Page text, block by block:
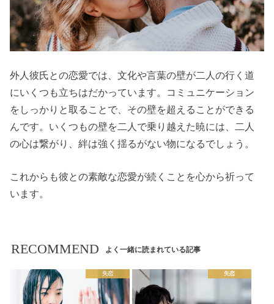
外人彼氏との恋愛では、文化や言葉の壁が二人の行く道
にいくつも立ちはだかっています。コミュニケーション
をしっかりと取ることで、その壁を超えることができる
んです。いくつもの壁を二人で乗り越えた暁には、二人
の心は繋がり、絆は強く揺るがない物になるでしょう。
これからも彼との素敵な恋愛が続くことを心から祈って
います。
RECOMMEND よく一緒に読まれている記事
失恋 失恋